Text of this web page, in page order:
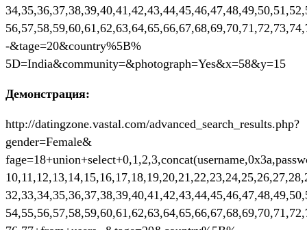
-&tage=20&country%5B%
5D=India&community=&photograph=Yes&x=58&y=15
Демонстрация:
http://datingzone.vastal.com/advanced_search_results.php?
gender=Female&